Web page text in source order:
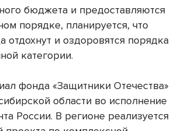
бюджета и предоставляются
порядке, планируется, что
отдохнут и оздоровятся порядка
категории.
фонда «Защитники Отечества»
области во исполнение
России. В регионе реализуется